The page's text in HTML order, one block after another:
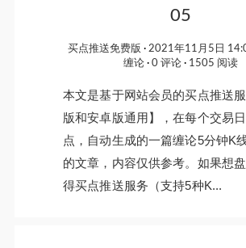
05
买点推送免费版 2021年11月5日
缠论
0 评论 1505 阅读
本文是基于网站会员的买点推送
版和安卓版通用】，在每个交易
点，自动生成的一篇缠论5分钟K
的文章，内容仅供参考。如果想
得买点推送服务（支持5种K...